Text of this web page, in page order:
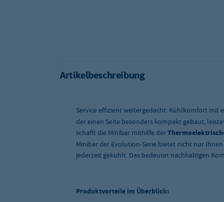
Artikelbeschreibung
Service effizient weitergedacht. Kühlkomfort mit
der einen Seite besonders kompakt gebaut,
schafft die Minibar mithilfe der
Minibar der Evolution-Serie bietet nicht nur
jederzeit gekühlt. Das bedeutet nachhaltigen
Produktvorteile im Überblick: